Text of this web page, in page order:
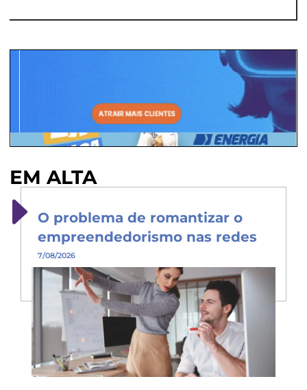
EM ALTA
O problema de romantizar o
empreendedorismo nas redes
7/08/2026